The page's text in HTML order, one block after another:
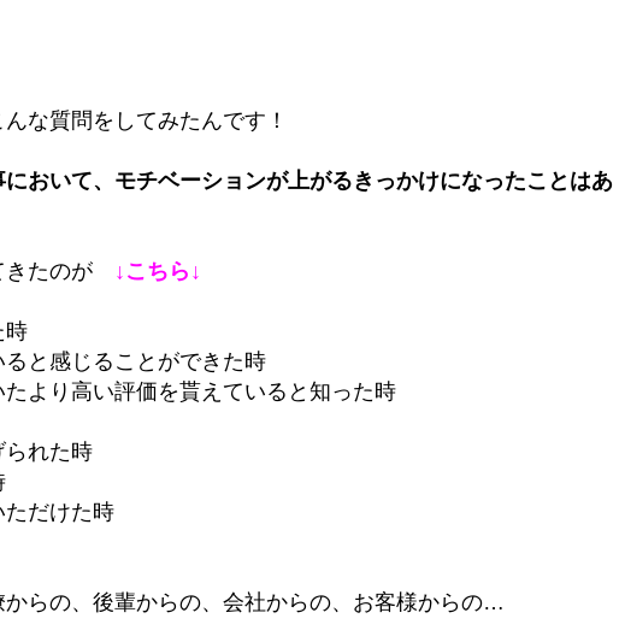
な質問をしてみたんです！
において、モチベーションが上がるきっかけになったことはあ
きたのが ↓こちら↓
時
ると感じることができた時
たより高い評価を貰えていると知った時
られた時
ただけた時
らの、後輩からの、会社からの、お客様からの…